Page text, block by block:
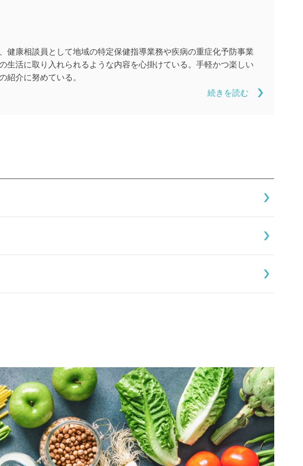
康相談員として地域の特定保健指導業務や疾病の重症化予防事業
活に取り入れられるような内容を心掛けている。手軽かつ楽しい
紹介に努めている。
続きを読む